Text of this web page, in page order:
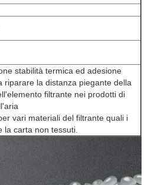
stabilità termica ed adesione
riparare la distanza piegante della
filtrante nei prodotti di
vari materiali del filtrante quali i
la carta non tessuti.